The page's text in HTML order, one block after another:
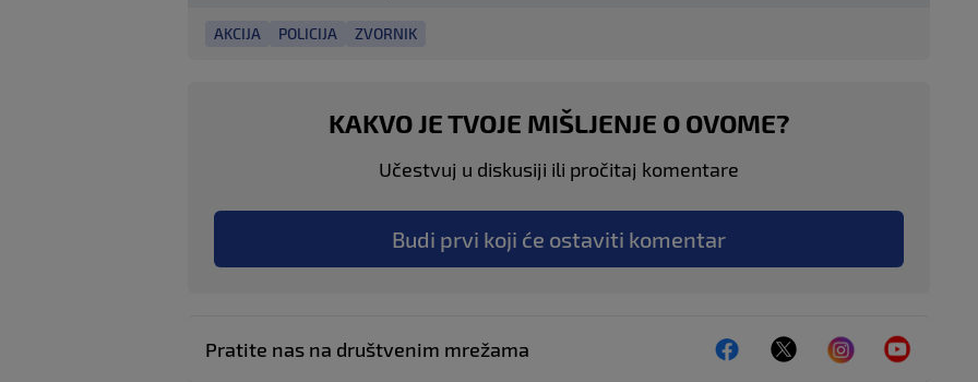
AKCIJA POLICIJA ZVORNIK
KAKVO JE TVOJE MIŠLJENJE O OVOME?
Učestvuj u diskusiji ili pročitaj komentare
Budi prvi koji će ostaviti komentar
Pratite nas na društvenim mrežama